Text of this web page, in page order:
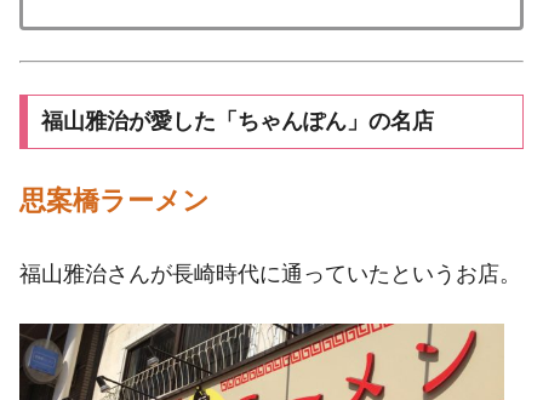
福山雅治が愛した「ちゃんぽん」の名店
思案橋ラーメン
福山雅治さんが長崎時代に通っていたというお店。